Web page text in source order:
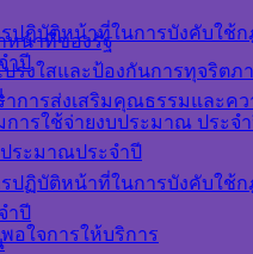
รปฏิบัติหน้าที่ในการบังคับใช้
ำปี
ารใช้จ่ายงบประมาณ ประจ
ระมาณประจำปี
อใจการให้บริการ
หน้าที่ของรัฐ
ร่งใสและป้องกันการทุจริตภ
การส่งเสริมคุณธรรมและค
รปฏิบัติหน้าที่ในการบังคับใช้
ำปี